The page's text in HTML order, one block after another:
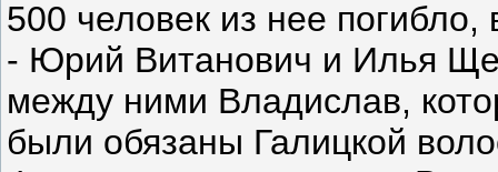
500 человек из нее
- Юрий Витанович и Илья
между ними Владислав,
были обязаны Галицкой